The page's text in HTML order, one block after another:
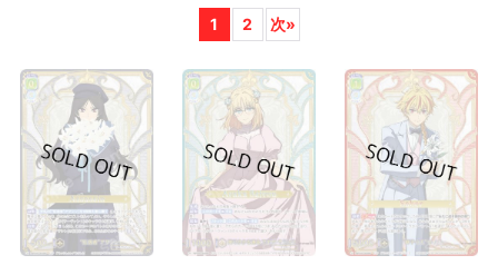
並び順:
絞り込む
1 2 次»